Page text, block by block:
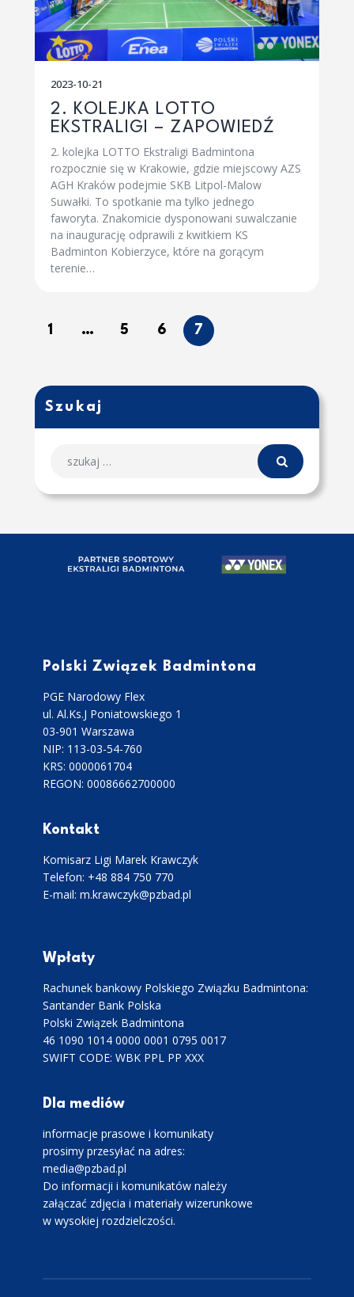
2023-10-21
2. KOLEJKA LOTTO
EKSTRALIGI – ZAPOWIEDŹ
2. kolejka LOTTO Ekstraligi Badmintona
rozpocznie się w Krakowie, gdzie miejscowy AZS
AGH Kraków podejmie SKB Litpol-Malow
Suwałki. To spotkanie ma tylko jednego
faworyta. Znakomicie dysponowani suwalczanie
na inaugurację odprawili z kwitkiem KS
Badminton Kobierzyce, które na gorącym
terenie…
1 … 5 6 7
Szukaj
Polski Związek Badmintona
PGE Narodowy Flex
ul. Al.Ks.J Poniatowskiego 1
03-901 Warszawa
NIP: 113-03-54-760
KRS: 0000061704
REGON: 00086662700000
Kontakt
Komisarz Ligi Marek Krawczyk
Telefon: +48 884 750 770
E-mail: m.krawczyk@pzbad.pl
Wpłaty
Rachunek bankowy Polskiego Związku Badmintona:
Santander Bank Polska
Polski Związek Badmintona
46 1090 1014 0000 0001 0795 0017
SWIFT CODE: WBK PPL PP XXX
Dla mediów
informacje prasowe i komunikaty
prosimy przesyłać na adres:
media@pzbad.pl
Do informacji i komunikatów należy
załączać zdjęcia i materiały wizerunkowe
w wysokiej rozdzielczości.